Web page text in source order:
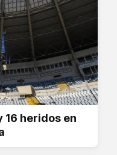
16 heridos en